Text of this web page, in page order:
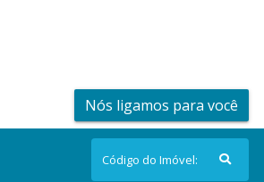
Nós ligamos para você